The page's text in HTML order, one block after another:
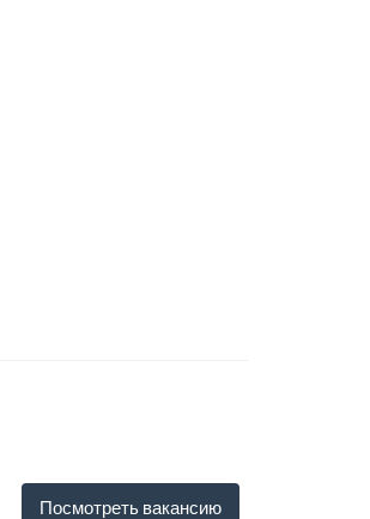
Посмотреть вакансию